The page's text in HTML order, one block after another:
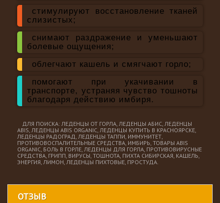
стимулируют восстановление тканей
слизистых;
снимают раздражение и уменьшают
болевые ощущения;
облегчают кашель и смягчают горло;
помогают при укачивании в
транспорте, устраняя чувство тошноты
благодаря действию имбиря.
ДЛЯ ПОИСКА: ЛЕДЕНЦЫ ОТ ГОРЛА, ЛЕДЕНЦЫ АБИС, ЛЕДЕНЦЫ
ABIS, ЛЕДЕНЦЫ ABIS ORGANIC, ЛЕДЕНЦЫ КУПИТЬ В КРАСНОЯРСКЕ,
ЛЕДЕНЦЫ РАДОГРАД, ЛЕДЕНЦЫ ТАППИ, ИММУНИТЕТ,
ПРОТИВОВОСПАЛИТЕЛЬНЫЕ СРЕДСТВА, ИМБИРЬ, ТОВАРЫ ABIS
ORGANIC, БОЛЬ В ГОРЛЕ, ЛЕДЕНЦЫ ДЛЯ ГОРЛА, ПРОТИВОВИРУСНЫЕ
СРЕДСТВА, ГРИПП, ВИРУСЫ, ТОШНОТА, ПИХТА СИБИРСКАЯ, КАШЕЛЬ,
ЭНЕРГИЯ, ЛИМОН, ЛЕДЕНЦЫ ПИХТОВЫЕ, ПРОСТУДА.
ОТЗЫВ